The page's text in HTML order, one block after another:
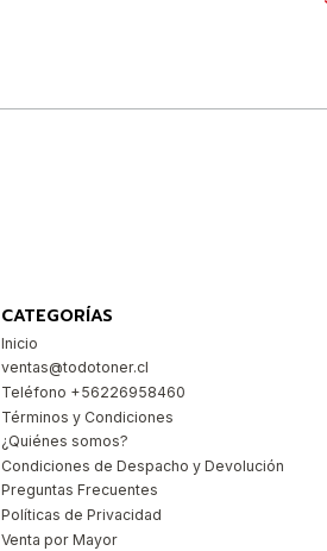
CATEGORÍAS
Inicio
ventas@todotoner.cl
Teléfono +56226958460
Términos y Condiciones
¿Quiénes somos?
Condiciones de Despacho y Devolución
Preguntas Frecuentes
Políticas de Privacidad
Venta por Mayor